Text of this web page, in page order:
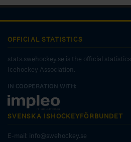
OFFICIAL STATISTICS
stats.swehockey.se is the official
Icehockey Association.
IN COOPERATION WITH:
SVENSKA ISHOCKEYFÖRBUNDET
E-mail: info@swehockey.se